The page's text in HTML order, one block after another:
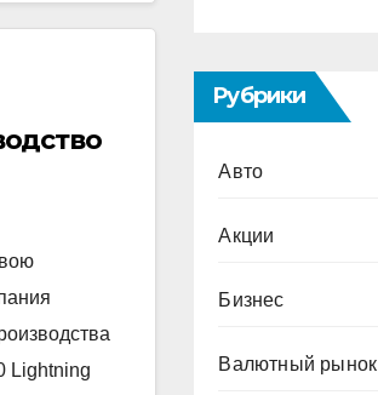
Lightning
Рубрики
Авто
Акции
Бизнес
Валютный рынок